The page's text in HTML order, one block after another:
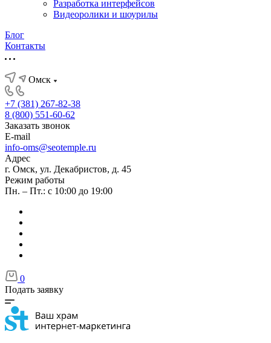
Разработка интерфейсов
Видеоролики и шоурилы
Блог
Контакты
Омск
+7 (381) 267-82-38
8 (800) 551-60-62
Заказать звонок
E-mail
info-oms@seotemple.ru
Адрес
г. Омск, ул. Декабристов, д. 45
Режим работы
Пн. – Пт.: с 10:00 до 19:00
0
Подать заявку